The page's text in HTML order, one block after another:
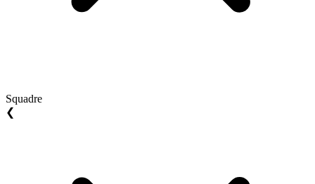
Squadre
❮